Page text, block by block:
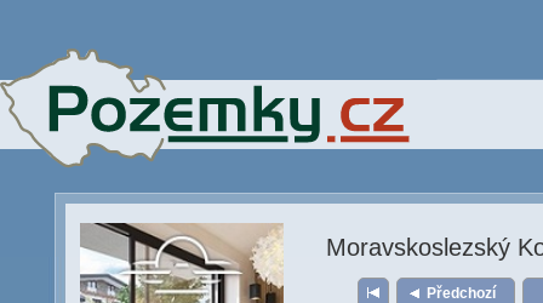
Moravskoslezský
Předchozí